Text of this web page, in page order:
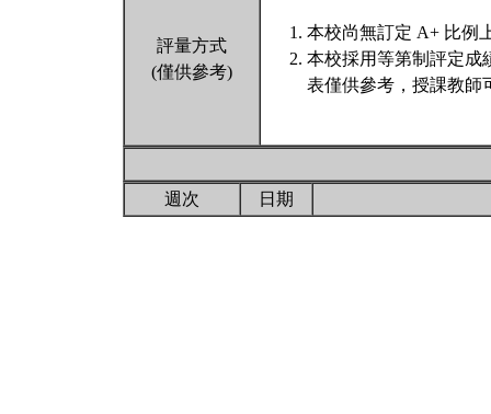
評量方式
(僅供參考)
本校尚無訂定 A+ 比例
本校採用等第制評定成
表僅供參考，授課教師
週次 日期